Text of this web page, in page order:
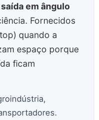
saída em ângulo
Fornecidos
quando a
espaço porque
ficam